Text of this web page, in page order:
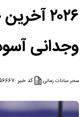
۲۰۲۶
وجدانی
سحر سادات زمانی کد خبر :